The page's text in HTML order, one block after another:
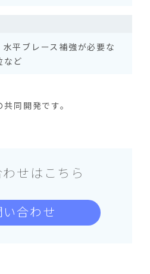
平ブレース補強が必要な
など
同開発です。
せはこちら
い合わせ